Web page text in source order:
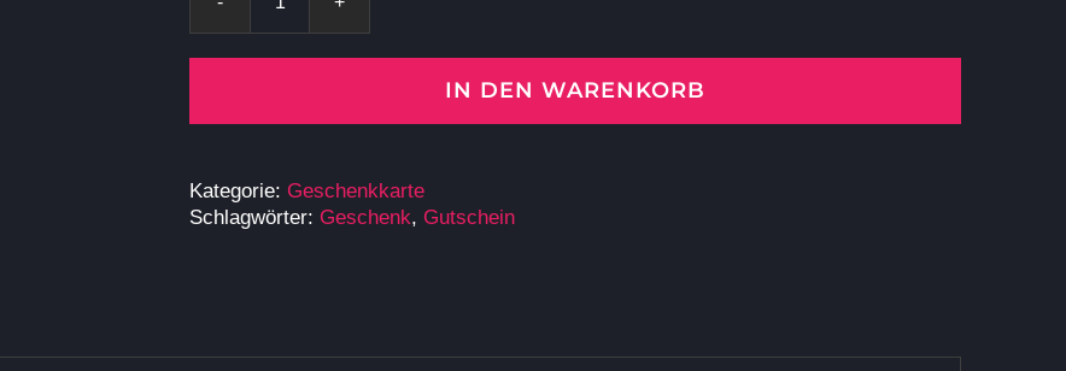
Gutschein
Menge
IN DEN WARENKORB
Kategorie: Geschenkkarte
Schlagwörter: Geschenk, Gutschein